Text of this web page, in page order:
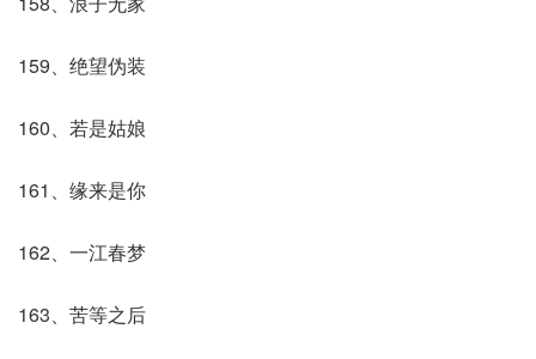
159、绝望伪装
160、若是姑娘
161、缘来是你
162、一江春梦
163、苦等之后